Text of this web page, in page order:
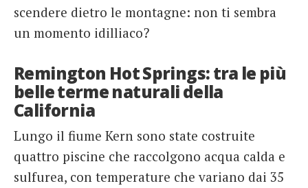
scendere dietro le montagne: non ti sembra
un momento idilliaco?
Remington Hot Springs: tra le più
belle terme naturali della
California
Lungo il fiume Kern sono state costruite
quattro piscine che raccolgono acqua calda e
sulfurea, con temperature che variano dai 35